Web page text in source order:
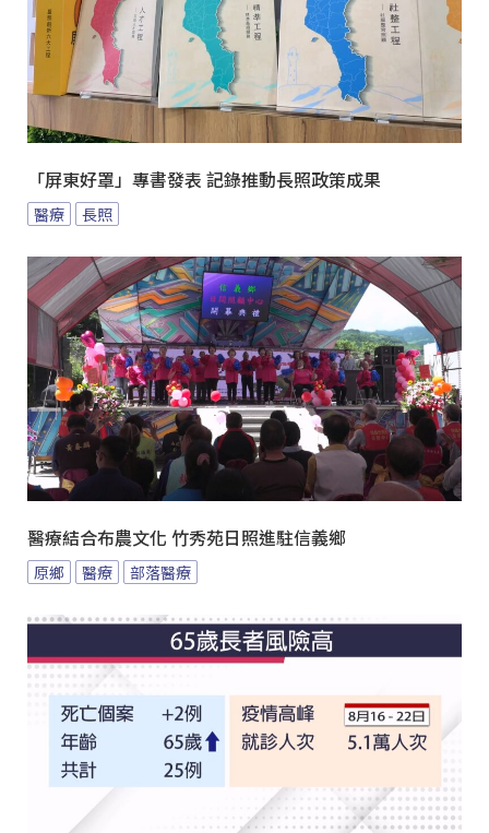
「屏東好罩」專書發表 記錄推動長照政策成果
醫療 長照
醫療結合布農文化 竹秀苑日照進駐信義鄉
原鄉 醫療 部落醫療